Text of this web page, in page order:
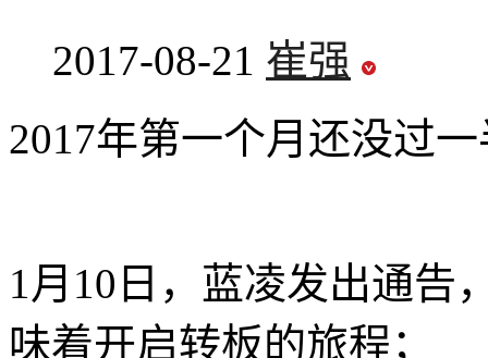
2017-08-21 崔强
2017年第一个月还没过
1月10日，蓝凌发出通告
味着开启转板的旅程；